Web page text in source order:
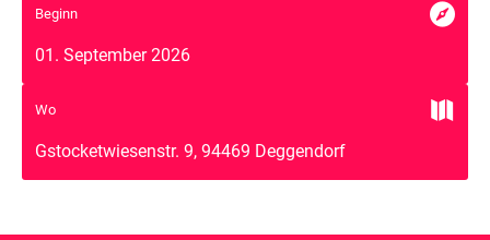
Beginn 
01. September 2026
Wo 
Gstocketwiesenstr. 9, 94469 Deggendorf